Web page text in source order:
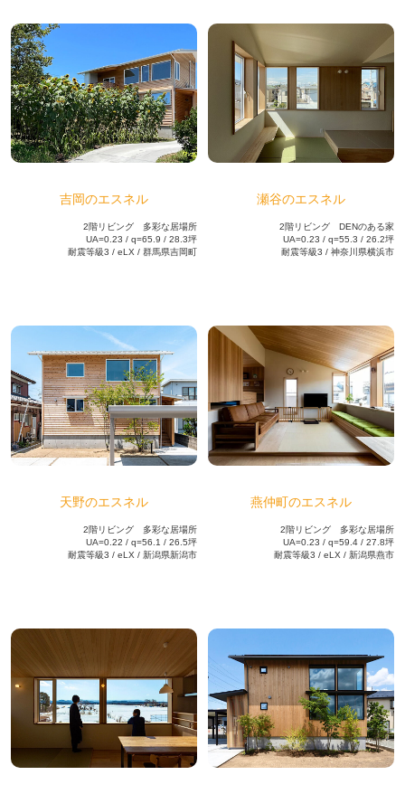
吉岡のエスネル
2階リビング 多彩な居場所
UA=0.23 / q=65.9 / 28.3坪
耐震等級3 / eLX / 群馬県吉岡町
瀬谷のエスネル
2階リビング DENのある家
UA=0.23 / q=55.3 / 26.2坪
耐震等級3 / 神奈川県横浜市
天野のエスネル
2階リビング 多彩な居場所
UA=0.22 / q=56.1 / 26.5坪
耐震等級3 / eLX / 新潟県新潟市
燕仲町のエスネル
2階リビング 多彩な居場所
UA=0.23 / q=59.4 / 27.8坪
耐震等級3 / eLX / 新潟県燕市